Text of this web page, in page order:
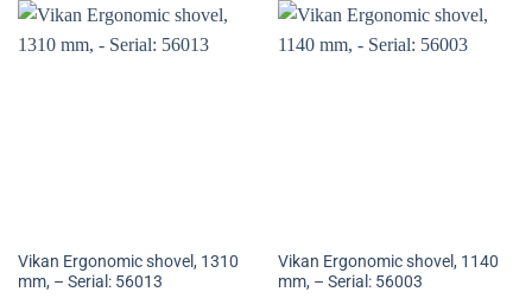
Vikan Ergonomic shovel, 1310
mm, – Serial: 56013
Vikan Ergonomic shovel, 1140
mm, – Serial: 56003